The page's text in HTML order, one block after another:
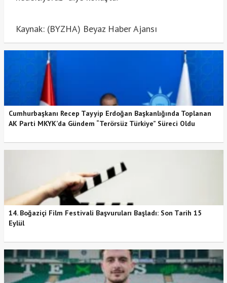
Kaynak: (BYZHA) Beyaz Haber Ajansı
Cumhurbaşkanı Recep Tayyip Erdoğan Başkanlığında Toplanan
AK Parti MKYK’da Gündem “Terörsüz Türkiye” Süreci Oldu
14. Boğaziçi Film Festivali Başvuruları Başladı: Son Tarih 15
Eylül